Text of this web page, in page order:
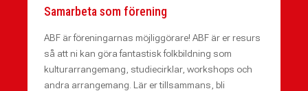
Samarbeta som förening
ABF är föreningarnas möjliggörare! ABF är er resurs
så att ni kan göra fantastisk folkbildning som
kulturarrangemang, studiecirklar, workshops och
andra arrangemang. Lär er tillsammans, bli